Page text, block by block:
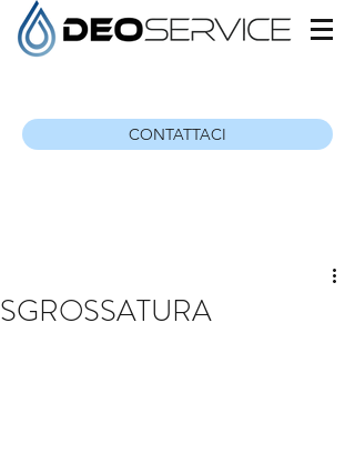
CONTATTACI
SGROSSATURA